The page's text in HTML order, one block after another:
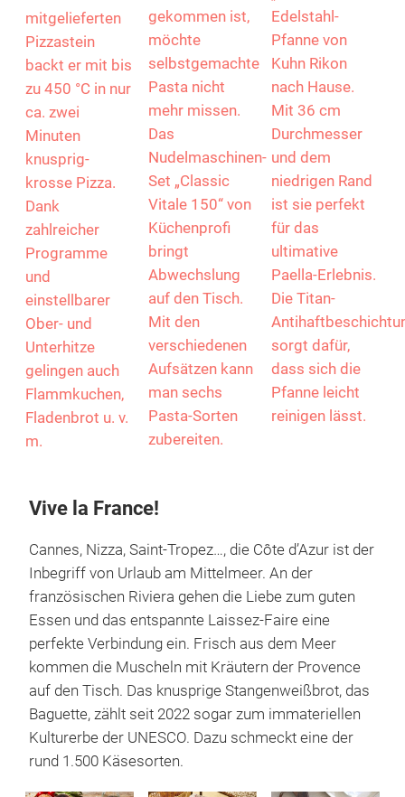
mitgelieferten
Pizzastein
backt er mit bis
zu 450 °C in nur
ca. zwei
Minuten
knusprig-
krosse Pizza.
Dank
zahlreicher
Programme
und
einstellbarer
Ober- und
Unterhitze
gelingen auch
Flammkuchen,
Fladenbrot u. v.
m.
gekommen ist,
möchte
selbstgemachte
Pasta nicht
mehr missen.
Das
Nudelmaschinen-
Set „Classic
Vitale 150“ von
Küchenprofi
bringt
Abwechslung
auf den Tisch.
Mit den
verschiedenen
Aufsätzen kann
man sechs
Pasta-Sorten
zubereiten.
„Allround“
Edelstahl-
Pfanne von
Kuhn Rikon
nach Hause.
Mit 36 cm
Durchmesser
und dem
niedrigen Rand
ist sie perfekt
für das
ultimative
Paella-Erlebnis.
Die Titan-
sorgt dafür,
dass sich die
Pfanne leicht
reinigen lässt.
Vive la France!
Cannes, Nizza, Saint-Tropez…, die Côte d’Azur ist der
Inbegriff von Urlaub am Mittelmeer. An der
französischen Riviera gehen die Liebe zum guten
Essen und das entspannte Laissez-Faire eine
perfekte Verbindung ein. Frisch aus dem Meer
kommen die Muscheln mit Kräutern der Provence
auf den Tisch. Das knusprige Stangenweißbrot, das
Baguette, zählt seit 2022 sogar zum immateriellen
Kulturerbe der UNESCO. Dazu schmeckt eine der
rund 1.500 Käsesorten.